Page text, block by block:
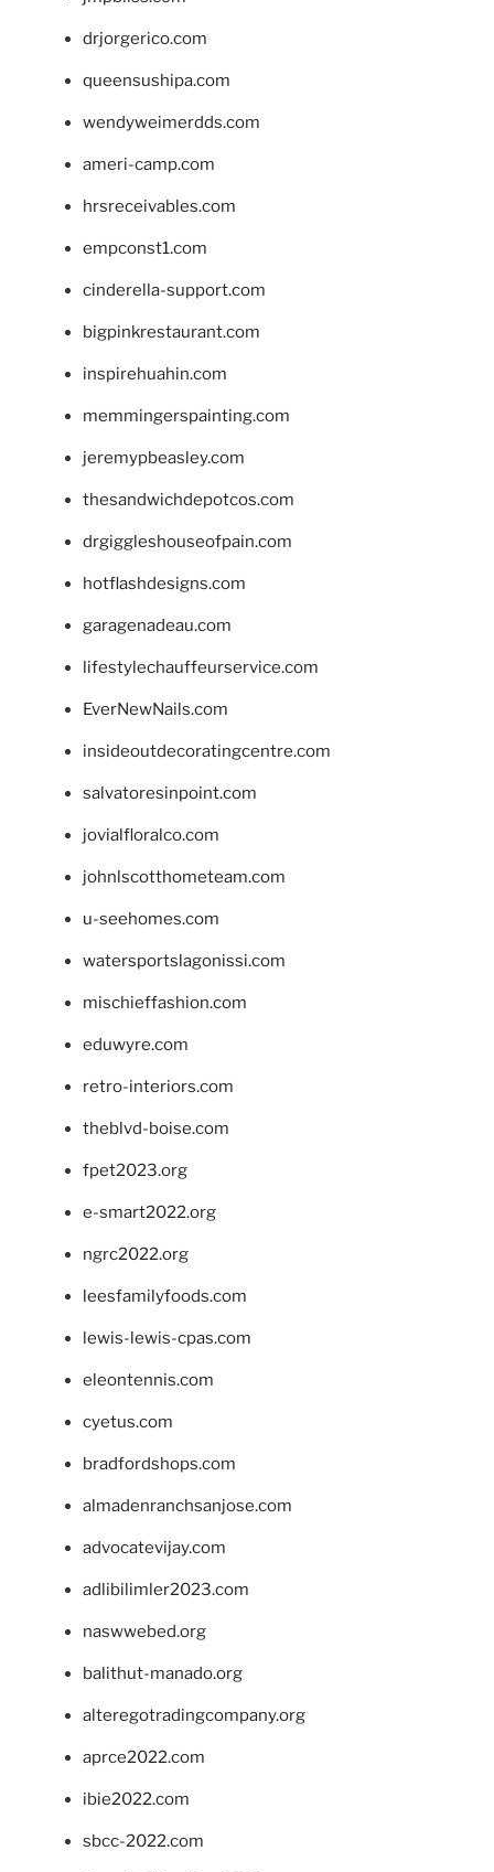
drjorgerico.com
queensushipa.com
wendyweimerdds.com
ameri-camp.com
hrsreceivables.com
empconst1.com
cinderella-support.com
bigpinkrestaurant.com
inspirehuahin.com
memmingerspainting.com
jeremypbeasley.com
thesandwichdepotcos.com
drgiggleshouseofpain.com
hotflashdesigns.com
garagenadeau.com
lifestylechauffeurservice.com
EverNewNails.com
insideoutdecoratingcentre.com
salvatoresinpoint.com
jovialfloralco.com
johnlscotthometeam.com
u-seehomes.com
watersportslagonissi.com
mischieffashion.com
eduwyre.com
retro-interiors.com
theblvd-boise.com
fpet2023.org
e-smart2022.org
ngrc2022.org
leesfamilyfoods.com
lewis-lewis-cpas.com
eleontennis.com
cyetus.com
bradfordshops.com
almadenranchsanjose.com
advocatevijay.com
adlibilimler2023.com
naswwebed.org
balithut-manado.org
alteregotradingcompany.org
aprce2022.com
ibie2022.com
sbcc-2022.com